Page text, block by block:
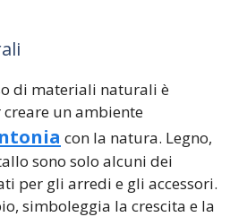
di materiali naturali è
un ambiente
con la natura. Legno,
sono solo alcuni dei
per gli arredi e gli accessori.
simboleggia la crescita e la